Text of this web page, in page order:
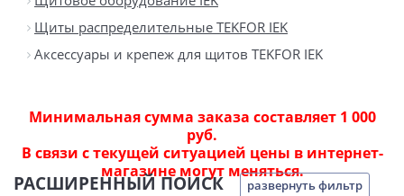
Щиты распределительные TEKFOR IEK
Аксессуары и крепеж для щитов TEKFOR IEK
Минимальная сумма заказа составляет 1 000
руб.
В связи с текущей ситуацией цены в интернет-
магазине могут меняться.
РАСШИРЕННЫЙ ПОИСК развернуть фильтр